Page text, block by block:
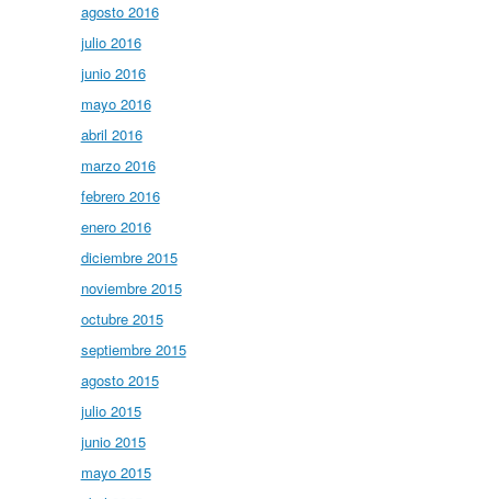
agosto 2016
julio 2016
junio 2016
mayo 2016
abril 2016
marzo 2016
febrero 2016
enero 2016
diciembre 2015
noviembre 2015
octubre 2015
septiembre 2015
agosto 2015
julio 2015
junio 2015
mayo 2015